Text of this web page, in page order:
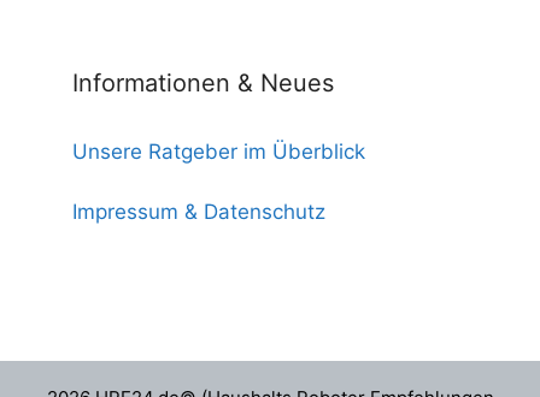
Informationen & Neues
Unsere Ratgeber im Überblick
Impressum & Datenschutz